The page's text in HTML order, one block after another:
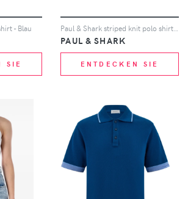
- Blau
SIE
Paul & Shark striped knit polo shirt - Nude
PAUL & SHARK
ENTDECKEN SIE